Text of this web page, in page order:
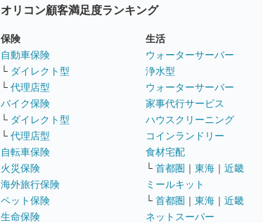
オリコン顧客満足度ランキング
保険
自動車保険
└ ダイレクト型
└ 代理店型
バイク保険
└ ダイレクト型
└ 代理店型
自転車保険
火災保険
海外旅行保険
ペット保険
生命保険
生活
ウォーターサーバー
浄水型
ウォーターサーバー
家事代行サービス
ハウスクリーニング
コインランドリー
食材宅配
└ 首都圏 ｜ 東海 ｜ 近畿
ミールキット
└ 首都圏 ｜ 東海 ｜ 近畿
ネットスーパー